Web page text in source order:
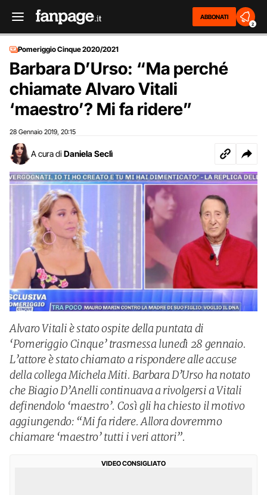
ABBONATI
2
Pomeriggio Cinque 2020/2021
Barbara D’Urso: “Ma perché
chiamate Alvaro Vitali
‘maestro’? Mi fa ridere”
28 Gennaio 2019 20:15
A cura di Daniela Seclì
Alvaro Vitali è stato ospite della puntata di
‘Pomeriggio Cinque’ trasmessa lunedì 28 gennaio.
L’attore è stato chiamato a rispondere alle accuse
della collega Michela Miti. Barbara D’Urso ha notato
che Biagio D’Anelli continuava a rivolgersi a Vitali
definendolo ‘maestro’. Così gli ha chiesto il motivo
aggiungendo: “Mi fa ridere. Allora dovremmo
chiamare ‘maestro’ tutti i veri attori”.
VIDEO CONSIGLIATO